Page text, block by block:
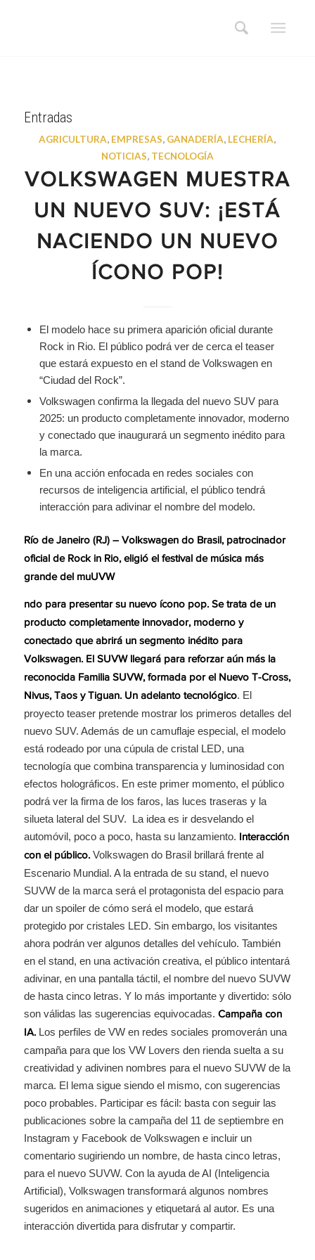
Entradas
AGRICULTURA, EMPRESAS, GANADERÍA, LECHERÍA,
NOTICIAS, TECNOLOGÍA
VOLKSWAGEN MUESTRA
UN NUEVO SUV: ¡ESTÁ
NACIENDO UN NUEVO
ÍCONO POP!
El modelo hace su primera aparición oficial durante
Rock in Rio. El público podrá ver de cerca el teaser
que estará expuesto en el stand de Volkswagen en
“Ciudad del Rock”.
Volkswagen confirma la llegada del nuevo SUV para
2025: un producto completamente innovador, moderno
y conectado que inaugurará un segmento inédito para
la marca.
En una acción enfocada en redes sociales con
recursos de inteligencia artificial, el público tendrá
interacción para adivinar el nombre del modelo.
Río de Janeiro (RJ) – Volkswagen do Brasil, patrocinador
oficial de Rock in Rio, eligió el festival de música más
grande del muUVW
ndo para presentar su nuevo ícono pop. Se trata de un
producto completamente innovador, moderno y
conectado que abrirá un segmento inédito para
Volkswagen. El SUVW llegará para reforzar aún más la
reconocida Familia SUVW, formada por el Nuevo T-Cross,
Nivus, Taos y Tiguan. Un adelanto tecnológico. El
proyecto teaser pretende mostrar los primeros detalles del
nuevo SUV. Además de un camuflaje especial, el modelo
está rodeado por una cúpula de cristal LED, una
tecnología que combina transparencia y luminosidad con
efectos holográficos. En este primer momento, el público
podrá ver la firma de los faros, las luces traseras y la
silueta lateral del SUV. La idea es ir desvelando el
automóvil, poco a poco, hasta su lanzamiento.
Interacción
con el público.Volkswagen do Brasil brillará frente al
Escenario Mundial. A la entrada de su stand, el nuevo
SUVW de la marca será el protagonista del espacio para
dar un spoiler de cómo será el modelo, que estará
protegido por cristales LED. Sin embargo, los visitantes
ahora podrán ver algunos detalles del vehículo. También
en el stand, en una activación creativa, el público intentará
adivinar, en una pantalla táctil, el nombre del nuevo SUVW
de hasta cinco letras. Y lo más importante y divertido: sólo
son válidas las sugerencias equivocadas. Campaña con
IA.Los perfiles de VW en redes sociales promoverán una
campaña para que los VW Lovers den rienda suelta a su
creatividad y adivinen nombres para el nuevo SUVW de la
marca. El lema sigue siendo el mismo, con sugerencias
poco probables. Participar es fácil: basta con seguir las
publicaciones sobre la campaña del 11 de septiembre en
Instagram y Facebook de Volkswagen e incluir un
comentario sugiriendo un nombre, de hasta cinco letras,
para el nuevo SUVW. Con la ayuda de AI (Inteligencia
Artificial), Volkswagen transformará algunos nombres
sugeridos en animaciones y etiquetará al autor. Es una
interacción divertida para disfrutar y compartir.